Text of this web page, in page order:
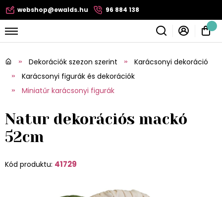
webshop@ewalds.hu 96 884 138
Dekorációk szezon szerint
Karácsonyi dekoráció
Karácsonyi figurák és dekorációk
Miniatűr karácsonyi figurák
Natur dekorációs mackó
52cm
Kód produktu: 41729